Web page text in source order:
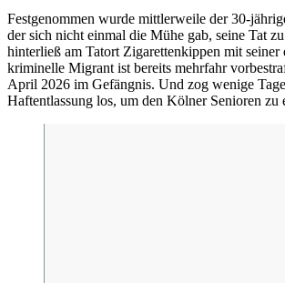
Festgenommen wurde mittlerweile der 30-
der sich nicht einmal die Mühe gab, seine Tat
hinterließ am Tatort Zigarettenkippen mit
kriminelle Migrant ist bereits mehrfahr
April 2026 im Gefängnis. Und zog wenige
Haftentlassung los, um den Kölner Senioren zu